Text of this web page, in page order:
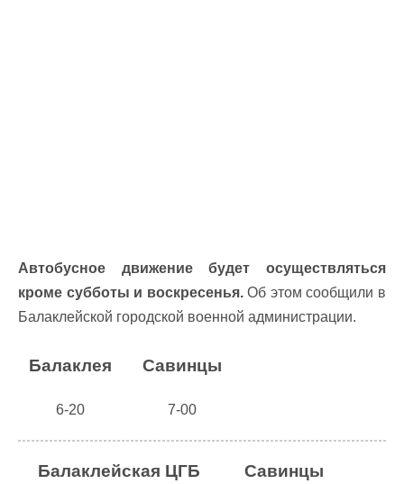
Автобусное движение будет осуществляться
кроме субботы и воскресенья.Об этом сообщили в
Балаклейской городской военной администрации.
Балаклея Савинцы
6-20 7-00
Балаклейская ЦГБ Савинцы